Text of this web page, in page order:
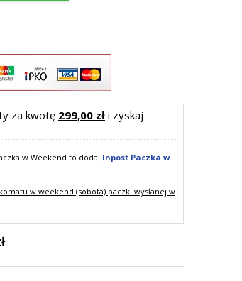
za kwotę 299,00 złi zyskaj
w Weekend to dodaj Inpost Paczka w
w weekend (sobota) paczki wysłanej w